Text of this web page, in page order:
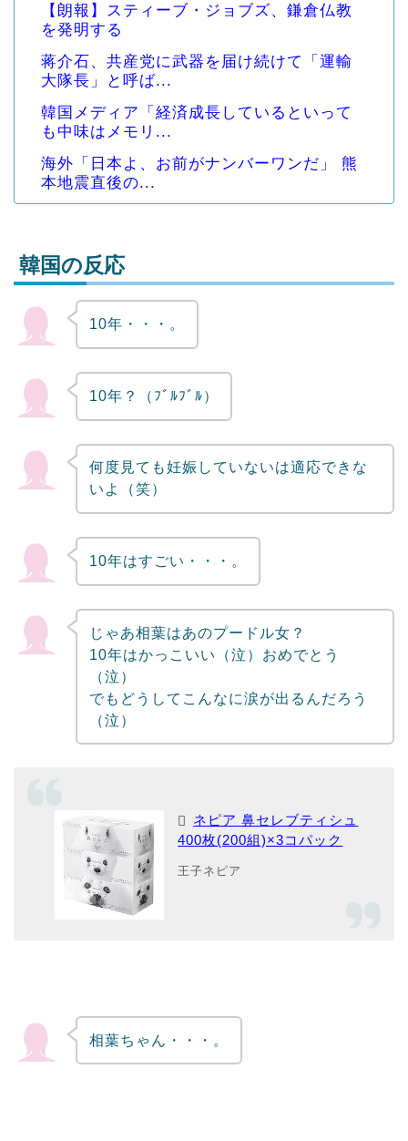
【朗報】スティーブ・ジョブズ、鎌倉仏教
を発明する
蒋介石、共産党に武器を届け続けて「運輸
大隊長」と呼ば...
韓国メディア「経済成長しているといって
も中味はメモリ...
海外「日本よ、お前がナンバーワンだ」 熊
本地震直後の...
Powered by livedoor 相互RSS
韓国の反応
10年・・・。
10年？（ﾌﾞﾙﾌﾞﾙ）
何度見ても妊娠していないは適応できな
いよ（笑）
10年はすごい・・・。
じゃあ相葉はあのプードル女？
10年はかっこいい（泣）おめでとう
（泣）
でもどうしてこんなに涙が出るんだろう
（泣）
ネピア 鼻セレブティシュ
400枚(200組)×3コパック
王子ネピア
相葉ちゃん・・・。